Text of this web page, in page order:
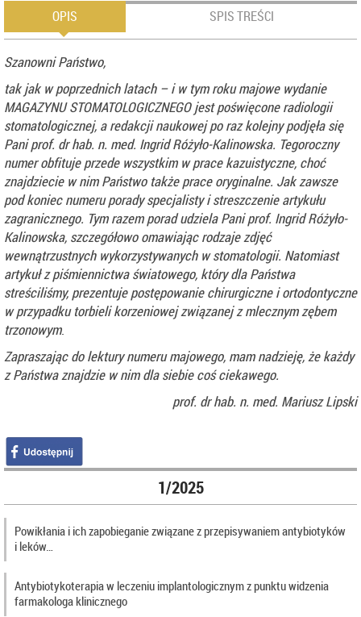
OPIS SPIS TREŚCI
Szanowni Państwo,
tak jak w poprzednich latach – i w tym roku majowe wydanie
MAGAZYNU STOMATOLOGICZNEGO jest poświęcone radiologii
stomatologicznej, a redakcji naukowej po raz kolejny podjęła się
Pani prof. dr hab. n. med. Ingrid Różyło‑Kalinowska. Tegoroczny
numer obfituje przede wszystkim w prace kazuistyczne, choć
znajdziecie w nim Państwo także prace oryginalne. Jak zawsze
pod koniec numeru porady specjalisty i streszczenie artykułu
zagranicznego. Tym razem porad udziela Pani prof. Ingrid Różyło-
Kalinowska, szczegółowo omawiając rodzaje zdjęć
wewnątrzustnych wykorzystywanych w stomatologii. Natomiast
artykuł z piśmiennictwa światowego, który dla Państwa
streściliśmy, prezentuje postępowanie chirurgiczne i ortodontyczne
w przypadku torbieli korzeniowej związanejz mlecznym zębem
trzonowym.
Zapraszając do lektury numeru majowego, mam nadzieję, że każdy
z Państwa znajdzie w nim dla siebie coś ciekawego.
prof. dr hab. n. med. Mariusz Lipski
1/2025
Powikłania i ich zapobieganie związane z przepisywaniem antybiotyków
i leków…
Antybiotykoterapia w leczeniu implantologicznym z punktu widzenia
farmakologa klinicznego